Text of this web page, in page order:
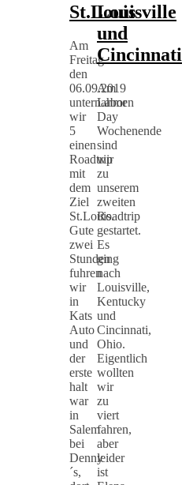
St.Louis
Am
Freitag
den
06.09.2019
unternahmen
wir
5
einen
Roadtrip
mit
dem
Ziel
St.Louis.
Gute
zwei
Stunden
fuhren
wir
in
Kats
Auto
und
der
erste
halt
war
in
Salem
bei
Denny
´s,
Louisville
und
Cincinnati
Am
Labor
Day
Wochenende
sind
wir
zu
unserem
zweiten
Roadtrip
gestartet.
Es
ging
nach
Louisville,
Kentucky
und
Cincinnati,
Ohio.
Eigentlich
wollten
wir
zu
viert
fahren,
aber
leider
ist